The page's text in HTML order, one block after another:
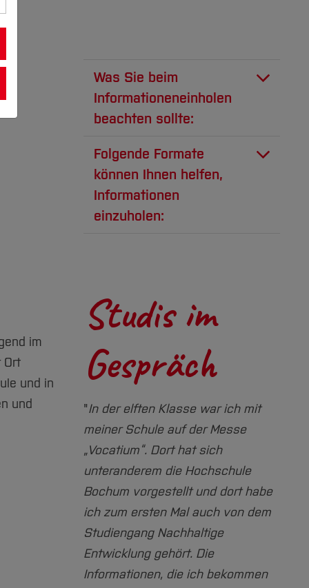
im
Ort
und in
und
Was Sie beim
Informationeneinholen
beachten sollte:
Es gibt viele Portale im
Internet, die Übersichten von
Studiengängen in ganz
Deutschland bieten. Einige
davon verfolgen
desHochschulkompass
ein Angebot der
Hochschulrektorenkonferenz
und wahrscheinlich die
ausführlichste Datenbank in
Deutschland und das
Angebot "Check-U " der
Agentur für Arbeit.
Eine Übersicht über
Studienorientierung im
Ruhrgebiet finden Sie
im
Studienorientierung Modell
Ruhr.
Folgende Formate
können Ihnen helfen,
Informationen
einzuholen:
mit der Studienberatung und
und Stipendienberatung
mit den Talentscouts
mit derStudienfachberatung
Infoveranstaltung „Studieren
an der BO“
Mein Tag an der
BO/Praxistage
Schnuppervorlesungsverzeichnis
Studis im
Gespräch
"In der elften Klasse war ich mit
meiner Schule auf der Messe
„Vocatium“. Dort hat sich
unteranderem die Hochschule
Bochum vorgestellt und dort habe
ich zum ersten Mal auch von dem
Studiengang Nachhaltige
Entwicklung gehört. Die
Informationen, die ich bekommen